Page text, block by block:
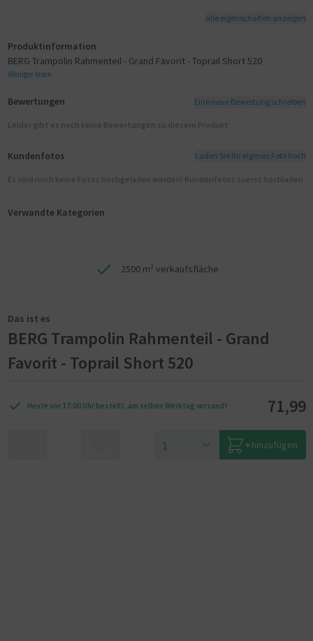
alle eigenschaften anzeigen
Produktinformation
BERG Trampolin Rahmenteil - Grand Favorit - Toprail Short 520
Weniger lesen
Bewertungen Eine neue Bewertung schreiben
Leider gibt es noch keine Bewertungen zu diesem Produkt
Kundenfotos Laden Sie Ihr eigenes Foto hoch
Es sind noch keine Fotos hochgeladen worden! Kundenfotos zuerst hochladen
Verwandte Kategorien
2500 m² verkaufsfläche
Das ist es
BERG Trampolin Rahmenteil - Grand
Favorit - Toprail Short 520
Heute vor 17:00 Uhr bestellt, am selben Werktag versandt 71,99
hinzufügen